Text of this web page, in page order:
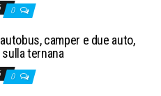
0
camper e due auto,
ternana
0